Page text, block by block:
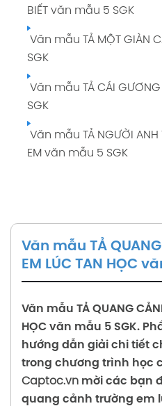
BIẾT văn mẫu 5 SGK
Văn mẫu TẢ MỘT GIÀN
SGK
Văn mẫu TẢ CÁI
SGK
Văn mẫu TẢ NGƯỜI ANH
EM văn mẫu 5 SGK
Văn mẫu TẢ QUANG
EM LÚC TAN HỌC
Văn mẫu TẢ QUANG
HỌC văn mẫu 5 SGK.
hướng dẫn giải chi tiết
trong chương trình học
Captoc.vn mời các bạn
quang cảnh trường em